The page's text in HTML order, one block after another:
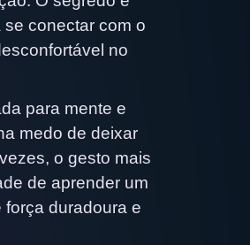
conectar com o
no
para mente e
medo de deixar
o gesto mais
de aprender um
duradoura e